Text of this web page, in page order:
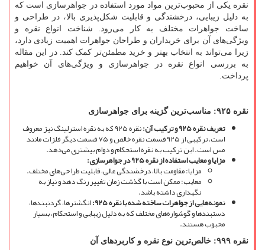
نقره یکی از محبوبترین مواد مورد استفاده در جواهرسازی است که
به دلیل زیبایی، درخشندگی و قابلیت شکلپذیری بالا، در طراحی و
ساخت جواهرات مختلف به کار میرود. شناخت انواع نقره و
ویژگیهای آن برای خریداران و طراحان جواهرات اهمیت زیادی دارد،
زیرا میتواند به انتخاب بهتر و خرید مطمئنتر کمک کند. در این مقاله
به بررسی انواع نقره در جواهرسازی و ویژگیهای آن خواهیم
پرداخت.
نقره ۹۲۵: مناسبترین گزینه برای جواهرسازی
تعریف نقره۹۲۵و ترکیب آن: نقره ۹۲۵ که به نقره استرلینگ نیز معروف
است، ترکیبی از ۹۲۵ قسمت نقره خالص و ۷۵ قسمت دیگر فلزات مانند
مس است. این ترکیب به نقره استحکام و دوام بیشتری میدهد.
مزایا و معایب استفاده از نقره۹۲۵در جواهرسازی:
مزایا: مقاومت بالا، درخشندگی عالی، قابلیت طراحیهای مختلف.
معایب: ممکن است با گذشت زمان تغییر رنگ دهد و نیاز به
نگهداری داشته باشد.
نمونههایی از جواهرات ساخته شده با نقره۹۲۵:انگشترها، گردنبندها،
دستبندها و گوشوارههای مختلف که به دلیل زیبایی و استحکام، بسیار
محبوب هستند.
نقره ۹۹۹: خالصترین نوع نقره و کاربردهای آن